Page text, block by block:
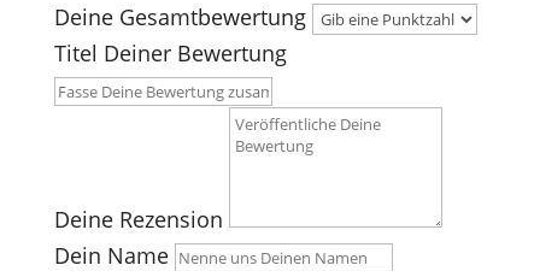
Deine Gesamtbewertung
Titel Deiner Bewertung
Deine Rezension
Dein Name